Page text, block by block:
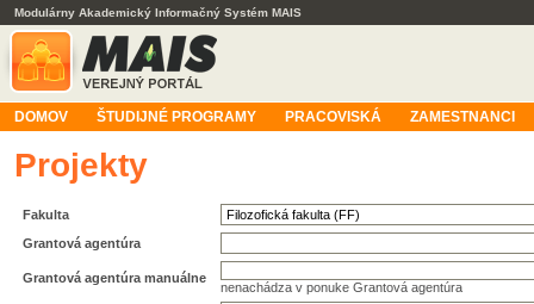
Modulárny Akademický Informačný Systém MAIS
DOMOV ŠTUDIJNÉ PROGRAMY PRACOVISKÁ ZAMESTNANCI
Projekty
Fakulta
Grantová agentúra
Grantová agentúra manuálne
nenachádza v ponuke Grantová agentúra